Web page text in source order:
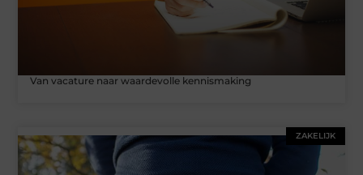
Van vacature naar waardevolle kennismaking
ZAKELIJK